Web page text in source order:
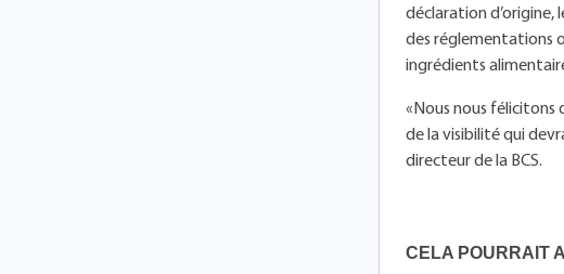
déclaration d’origine,
des réglementations
ingrédients
«Nous nous félicitons
de la visibilité qui
directeur de la BCS.
CELA POURRAIT